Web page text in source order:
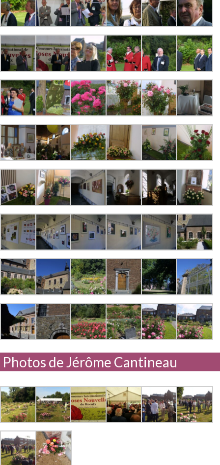
Photos de Jérôme Cantineau